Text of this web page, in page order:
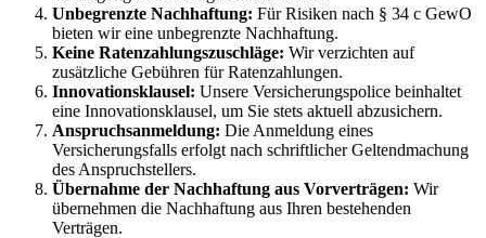
Unbegrenzte Nachhaftung: Für Risiken nach § 34 c GewO
bieten wir eine unbegrenzte Nachhaftung.
Keine Ratenzahlungszuschläge: Wir verzichten auf
zusätzliche Gebühren für Ratenzahlungen.
Innovationsklausel: Unsere Versicherungspolice beinhaltet
eine Innovationsklausel, um Sie stets aktuell abzusichern.
Anspruchsanmeldung: Die Anmeldung eines
Versicherungsfalls erfolgt nach schriftlicher Geltendmachung
des Anspruchstellers.
Übernahme der Nachhaftung aus Vorverträgen: Wir
übernehmen die Nachhaftung aus Ihren bestehenden
Verträgen.